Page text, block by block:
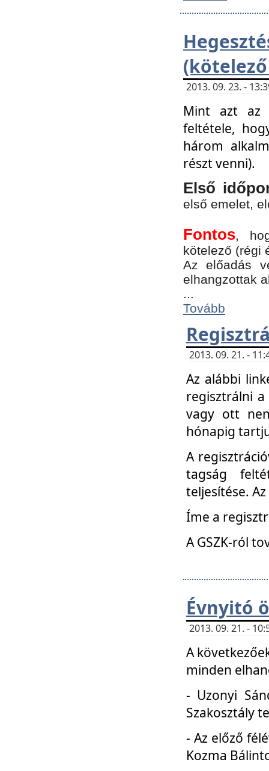
2013. 09. 23. -
Mint azt az
feltétele,
három
részt venni).
Első
első emelet,
Fontos,
kötelező (régi
Az előadás
elhangzottak
...
Tovább
2013. 09. 21. -
Az alábbi
regisztrálni
vagy ott
hónapig
A
tagság
teljesítése.
Íme a
A GSZK-ról
Évnyitó
2013. 09. 21. -
A
minden
- Uzonyi
Szakosztály
- Az előző
Kozma